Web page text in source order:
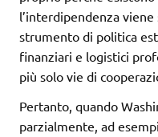
l’interdipendenza
strumento di politica
finanziari e logistici
più solo vie di
Pertanto, quando
parzialmente, ad